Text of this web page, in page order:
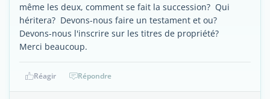
même les deux, comment se fait la succession? Qui
héritera? Devons-nous faire un testament et ou?
Devons-nous l'inscrire sur les titres de propriété?
Merci beaucoup.
Réagir Répondre